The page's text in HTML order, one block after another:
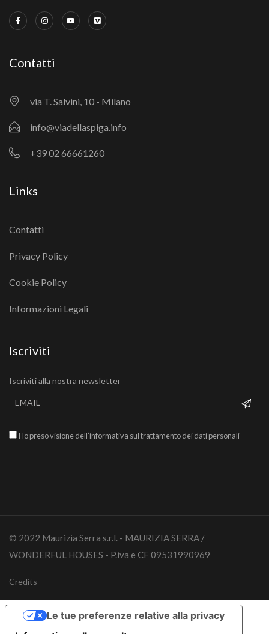
Contatti
via T. Salvini, 10 - Milano
info@viadellaspiga.info
+39 02 66661260
Links
Contatti
Privacy Policy
Cookie Policy
Informazioni Legali
Iscriviti
Iscriviti alla nostra newsletter
Ho preso visione dell’informativa sul trattamento dei dati personali
© 2022 Maurizia Serra s.r.l. - MAURIZIA SERRA /
WONDERFUL HOUSES - P.iva e CF 09531990969
Credits
Le tue preferenze relative alla privacy